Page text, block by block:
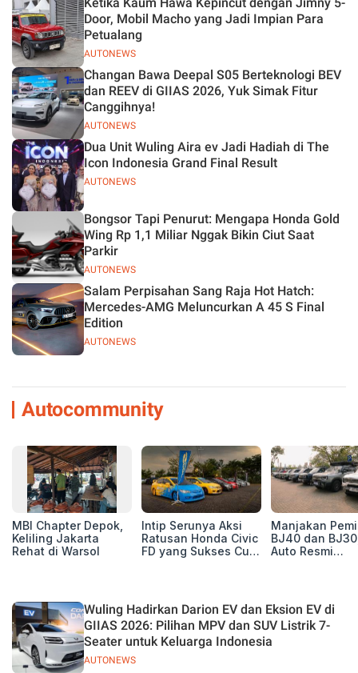
Jelas
AUTONEWS
Door, Mobil Macho yang Jadi Impian Para
Petualang
AUTONEWS
Changan Bawa Deepal S05 Berteknologi BEV
dan REEV di GIIAS 2026, Yuk Simak Fitur
Canggihnya!
AUTONEWS
Dua Unit Wuling Aira ev Jadi Hadiah di The
Icon Indonesia Grand Final Result
AUTONEWS
Bongsor Tapi Penurut: Mengapa Honda Gold
Wing Rp 1,1 Miliar Nggak Bikin Ciut Saat
Parkir
AUTONEWS
Salam Perpisahan Sang Raja Hot Hatch:
Mercedes-AMG Meluncurkan A 45 S Final
Edition
Autocommunity
MBI Chapter Depok,
Keliling Jakarta
Rehat di Warsol
Intip Serunya Aksi
Ratusan Honda Civic
FD yang Sukses Curi
Manjakan
BJ40 dan
Auto Resmi
AUTONEWS
Wuling Hadirkan Darion EV dan Eksion EV di
GIIAS 2026: Pilihan MPV dan SUV Listrik 7-
Seater untuk Keluarga Indonesia